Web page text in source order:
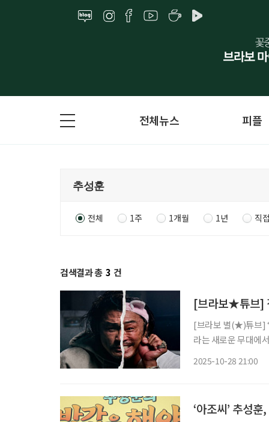
전체뉴스 피플
전체 1주 1개월 1년 직
검색결과 총 3 건
[브라보★튜브]
[브라보 별(★)튜브]
라는 새로운 무대에
2025-10-28 21:00
‘아조씨’ 추성